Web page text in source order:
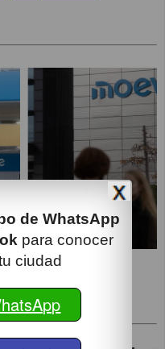
de WhatsApp
para conocer
ciudadvacantes,
entrevista